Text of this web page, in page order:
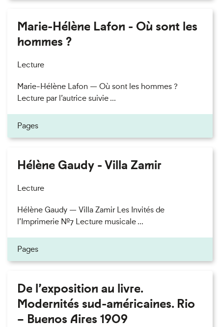
Marie-Hélène Lafon - Où sont les
hommes ?
Lecture
Marie-Hélène Lafon — Où sont les hommes ?
Lecture par l’autrice suivie ...
Pages
Hélène Gaudy - Villa Zamir
Lecture
Hélène Gaudy — Villa Zamir Les Invités de
l’Imprimerie n°7 Lecture musicale ...
Pages
De l’exposition au livre.
Modernités sud-américaines. Rio
– Buenos Aires 1909